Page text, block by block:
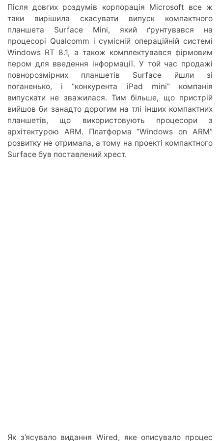
Після довгих роздумів корпорація Microsoft все ж
таки вирішила скасувати випуск компактного
планшета Surface Mini, який ґрунтувався на
процесорі Qualcomm і сумісній операційній системі
Windows RT 8.1, а також комплектувався фірмовим
пером для введення інформації. У той час продажі
повнорозмірних планшетів Surface йшли зі
поганенько, і “конкурента iPad mini” компанія
випускати не зважилася. Тим більше, що пристрій
вийшов би занадто дорогим на тлі інших компактних
планшетів, що використовують процесори з
архітектурою ARM. Платформа “Windows on ARM”
розвитку не отримала, а тому на проекті компактного
Surface був поставлений хрест.
Як з’ясувало видання Wired, яке описувало процес